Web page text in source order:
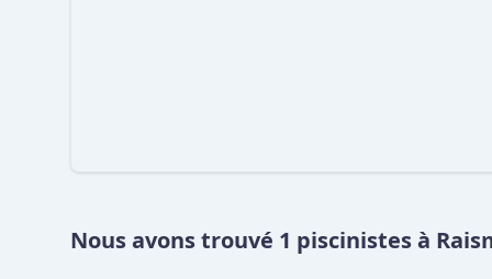
Nous avons trouvé 1 piscinistes à